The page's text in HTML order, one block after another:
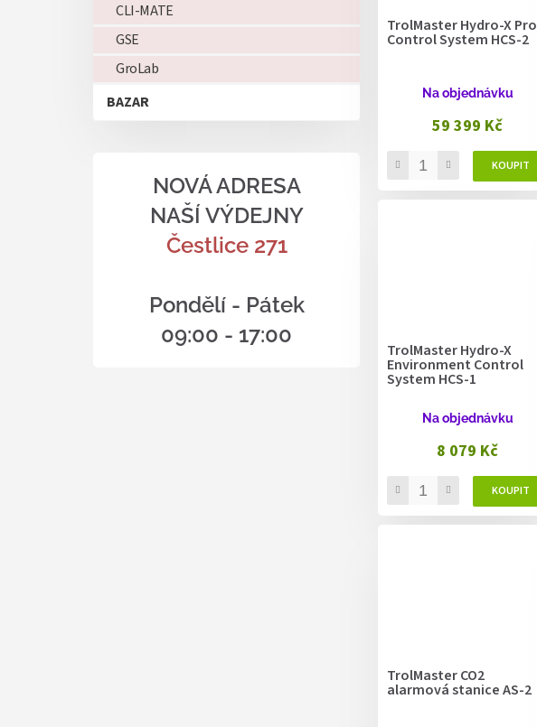
CLI-MATE
GSE
GroLab
BAZAR
NOVÁ ADRESA
NAŠÍ VÝDEJNY
Čestlice 271
Pondělí - Pátek
09:00 - 17:00
TrolMaster Hydro-X Pro
Control System HCS-2
Na objednávku
59 399 Kč
TrolMaster Hydro-X
Environment Control
System HCS-1
Na objednávku
8 079 Kč
TrolMaster CO2
alarmová stanice AS-2